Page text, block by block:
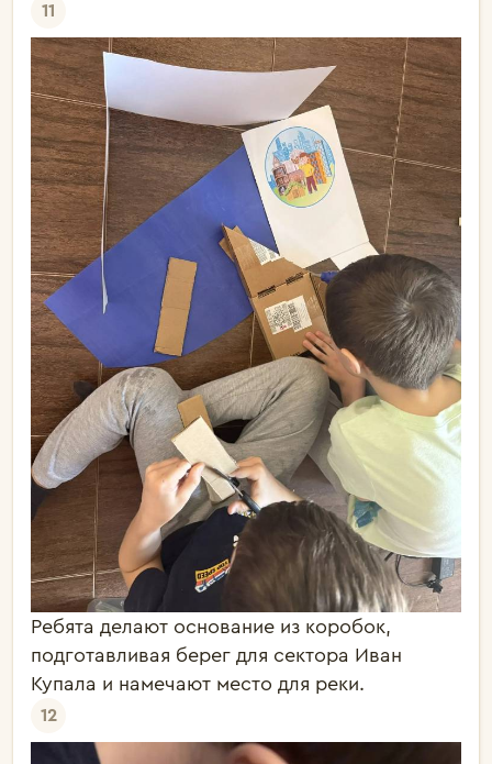
11
Ребята делают основание из коробок,
подготавливая берег для сектора Иван
Купала и намечают место для реки.
12